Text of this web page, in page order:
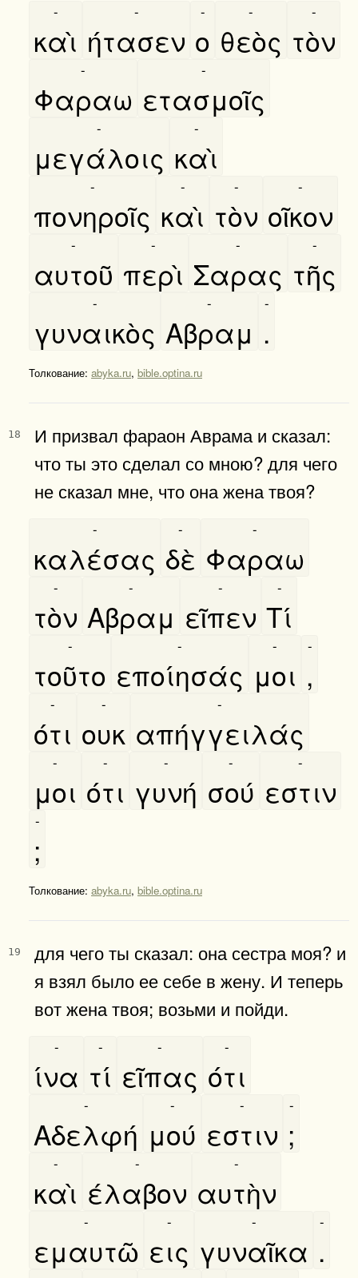
καὶ
-
ήτασεν
-
ο
-
θεὸς
-
τὸν
-
Φαραω
-
ετασμοῖς
-
μεγάλοις
-
καὶ
-
πονηροῖς
-
καὶ
-
τὸν
-
οῖκον
-
αυτοῦ
-
περὶ
-
Σαρας
-
τῆς
-
γυναικὸς
-
Αβραμ
-
.
-
Толкование: abyka.ru, bible.optina.ru
18
И призвал фараон Аврама и сказал:
что ты это сделал со мною? для чего
не сказал мне, что она жена твоя?
καλέσας
-
δὲ
-
Φαραω
-
τὸν
-
Αβραμ
-
εῖπεν
-
Τί
-
τοῦτο
-
εποίησάς
-
μοι
-
,
-
ότι
-
ουκ
-
απήγγειλάς
-
μοι
-
ότι
-
γυνή
-
σού
-
εστιν
-
;
-
Толкование: abyka.ru, bible.optina.ru
19
для чего ты сказал: она сестра моя? и
я взял было ее себе в жену. И теперь
вот жена твоя; возьми и пойди.
ίνα
-
τί
-
εῖπας
-
ότι
-
Αδελφή
-
μού
-
εστιν
-
;
-
καὶ
-
έλαβον
-
αυτὴν
-
εμαυτῶ
-
εις
-
γυναῖκα
-
.
-